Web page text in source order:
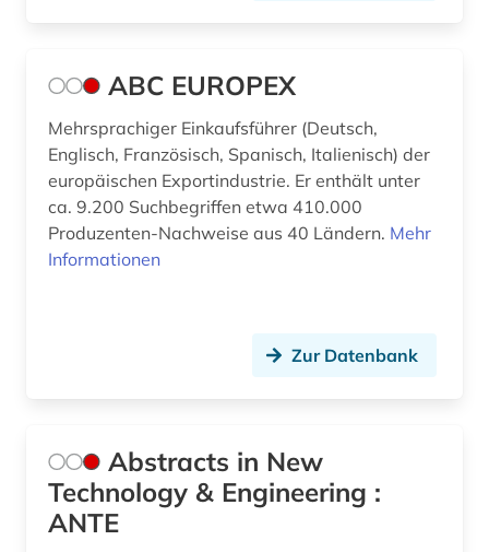
bildbearbeitung (1)
bildung (2)
bildverarbeitung (2)
bio- und geophysik (2)
bioengineer (1)
biografin (1)
ABC EUROPEX
Mehrsprachiger Einkaufsführer (Deutsch,
Englisch, Französisch, Spanisch, Italienisch) der
europäischen Exportindustrie. Er enthält unter
ca. 9.200 Suchbegriffen etwa 410.000
Produzenten-Nachweise aus 40 Ländern. Mehr
Informationen
Zur Datenbank
Abstracts in New
Technology & Engineering :
ANTE